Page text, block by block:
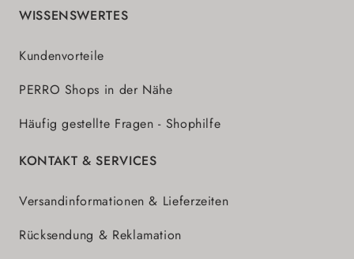
WISSENSWERTES
Kundenvorteile
PERRO Shops in der Nähe
Häufig gestellte Fragen - Shophilfe
KONTAKT & SERVICES
Versandinformationen & Lieferzeiten
Rücksendung & Reklamation